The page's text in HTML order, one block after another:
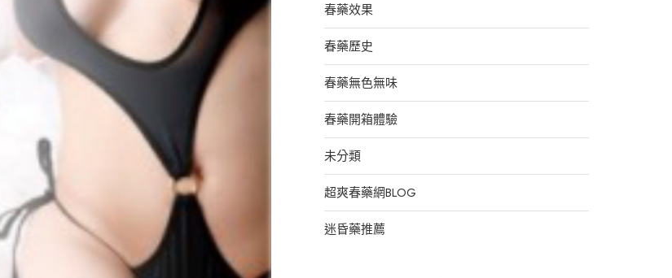
春藥效果
春藥歷史
春藥無色無味
春藥開箱體驗
未分類
超爽春藥網BLOG
迷昏藥推薦